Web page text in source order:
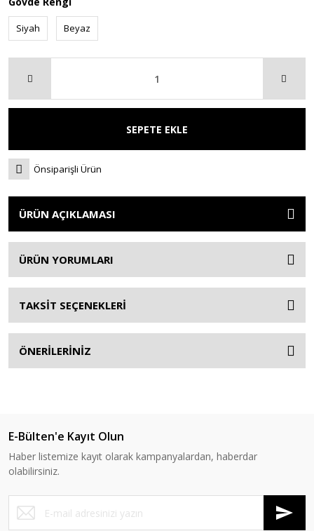
Siyah Beyaz
SEPETE EKLE
Önsiparişli Ürün
ÜRÜN AÇIKLAMASI
ÜRÜN YORUMLARI
TAKSİT SEÇENEKLERİ
ÖNERİLERİNİZ
E-Bülten'e Kayıt Olun
Haber listemize kayıt olarak kampanyalardan, haberdar
olabilirsiniz.